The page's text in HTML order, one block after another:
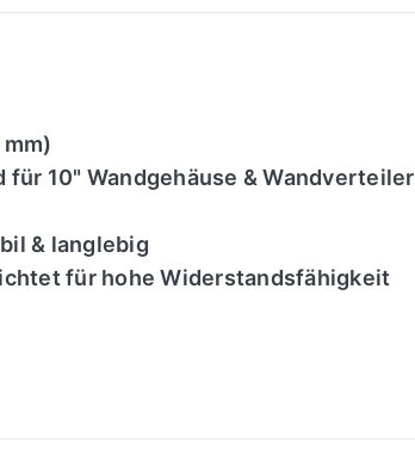
mm)
für 10" Wandgehäuse & Wandverteiler
& langlebig
für hohe Widerstandsfähigkeit